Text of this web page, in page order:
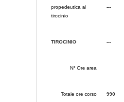
propedeutica al
tirocinio
---
TIROCINIO ---
N° Ore area
Totale ore corso 990